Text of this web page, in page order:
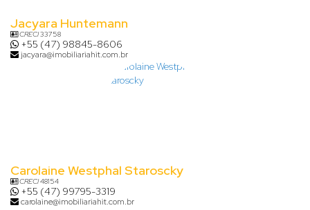
Jacyara Huntemann
CRECI33758
+55 (47) 98845-8606
jacyara@imobiliariahit.com.br
Carolaine Westphal Staroscky
CRECI48154
+55 (47) 99795-3319
carolaine@imobiliariahit.com.br